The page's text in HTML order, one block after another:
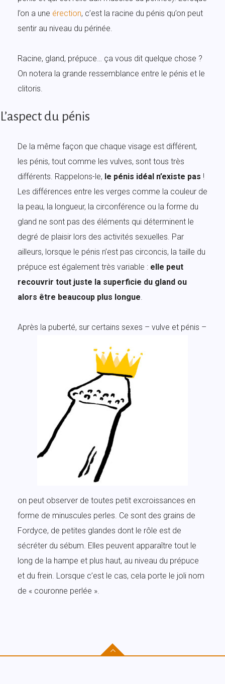
l’on a une érection, c’est la racine du pénis qu’on peut
sentir au niveau du périnée.
Racine, gland, prépuce… ça vous dit quelque chose ?
On notera la grande ressemblance entre le pénis et le
clitoris.
L’aspect du pénis
De la même façon que chaque visage est différent,
les pénis, tout comme les vulves, sont tous très
différents. Rappelons-le, le pénis idéal n’existe pas !
Les différences entre les verges comme la couleur de
la peau, la longueur, la circonférence ou la forme du
gland ne sont pas des éléments qui déterminent le
degré de plaisir lors des activités sexuelles. Par
ailleurs, lorsque le pénis n’est pas circoncis, la taille du
prépuce est également très variable : elle peut
recouvrir tout juste la superficie du gland ou
alors être beaucoup plus longue.
Après la puberté, sur certains sexes – vulve et pénis –
on peut observer de toutes petit excroissances en
forme de minuscules perles. Ce sont des grains de
Fordyce, de petites glandes dont le rôle est de
sécréter du sébum. Elles peuvent apparaître tout le
long de la hampe et plus haut, au niveau du prépuce
et du frein. Lorsque c’est le cas, cela porte le joli nom
de « couronne perlée ».